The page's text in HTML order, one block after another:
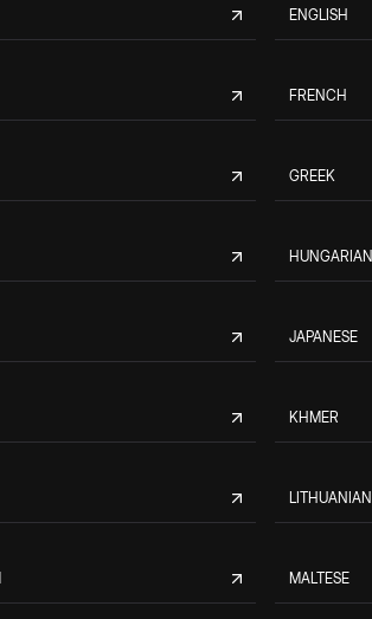
ENGLISH
FRENCH
GREEK
HUNGARIAN
JAPANESE
KHMER
LITHUANIAN
MALTESE